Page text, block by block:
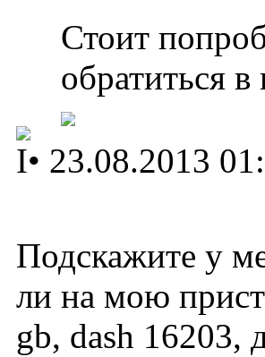
Стоит
обратиться
I• 23.08.2013
Подскажите у
ли на мою
gb, dash 16203,